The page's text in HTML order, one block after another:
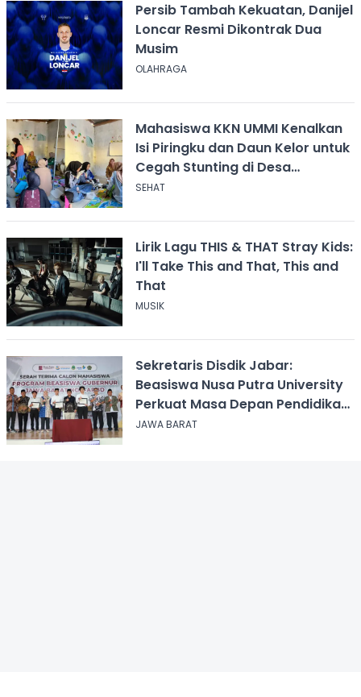
Persib Tambah Kekuatan, Danijel
Loncar Resmi Dikontrak Dua
Musim
OLAHRAGA
Mahasiswa KKN UMMI Kenalkan
Isi Piringku dan Daun Kelor untuk
Cegah Stunting di Desa
Calingcing
SEHAT
Lirik Lagu THIS & THAT Stray Kids:
I'll Take This and That, This and
That
MUSIK
Sekretaris Disdik Jabar:
Beasiswa Nusa Putra University
Perkuat Masa Depan Pendidikan
Jawa Barat
JAWA BARAT